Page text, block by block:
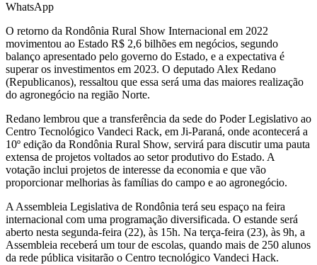
WhatsApp
O retorno da Rondônia Rural Show Internacional em 2022
movimentou ao Estado R$ 2,6 bilhões em negócios, segundo
balanço apresentado pelo governo do Estado, e a expectativa é
superar os investimentos em 2023. O deputado Alex Redano
(Republicanos), ressaltou que essa será uma das maiores realização
do agronegócio na região Norte.
Redano lembrou que a transferência da sede do Poder Legislativo ao
Centro Tecnológico Vandeci Rack, em Ji-Paraná, onde acontecerá a
10º edição da Rondônia Rural Show, servirá para discutir uma pauta
extensa de projetos voltados ao setor produtivo do Estado. A
votação inclui projetos de interesse da economia e que vão
proporcionar melhorias às famílias do campo e ao agronegócio.
A Assembleia Legislativa de Rondônia terá seu espaço na feira
internacional com uma programação diversificada. O estande será
aberto nesta segunda-feira (22), às 15h. Na terça-feira (23), às 9h, a
Assembleia receberá um tour de escolas, quando mais de 250 alunos
da rede pública visitarão o Centro tecnológico Vandeci Hack.